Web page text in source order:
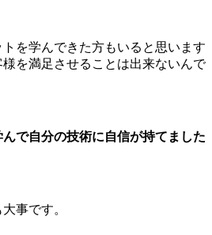
を学んできた方もいると思います
を満足させることは出来ないんで
で自分の技術に自信が持てました
事です。